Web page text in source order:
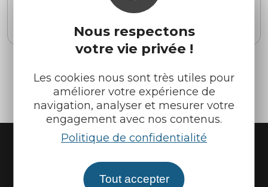
Nous respectons
votre vie privée !
Les cookies nous sont très utiles pour
améliorer votre expérience de
navigation, analyser et mesurer votre
engagement avec nos contenus.
Politique de confidentialité
Tout accepter
Village de Montréal
Montréal
‹ 1 2